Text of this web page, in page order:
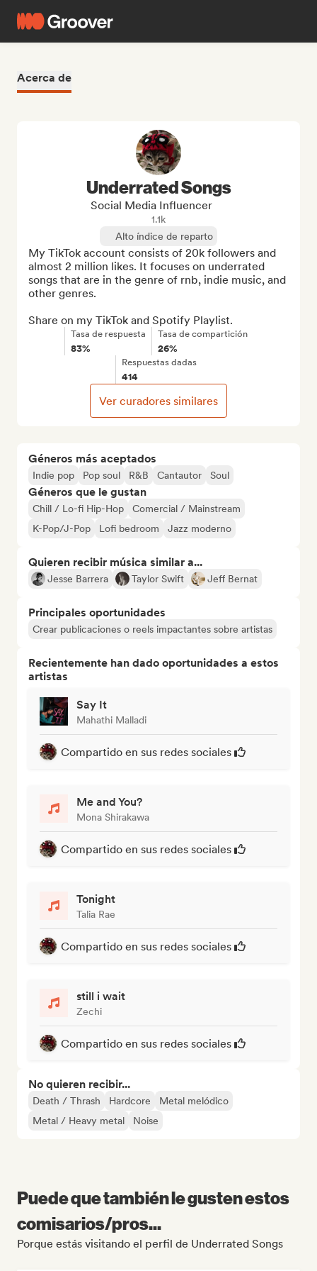
Acerca de
Géneros más aceptados
Indie pop Pop soul R&B Cantautor Soul
Géneros que le gustan
Chill / Lo-fi Hip-Hop
Comercial / Mainstream
K-Pop/J-Pop
Lofi bedroom Jazz moderno
Quieren recibir música similar a...
Jesse Barrera Taylor Swift Jeff Bernat
Principales oportunidades
Crear publicaciones o reels impactantes sobre artistas
Recientemente han dado oportunidades a estos
artistas
Say It
Mahathi Malladi
Compartido en sus redes sociales
Me and You?
Mona Shirakawa
Compartido en sus redes sociales
Tonight
Talia Rae
Compartido en sus redes sociales
still i wait
Zechi
Compartido en sus redes sociales
No quieren recibir...
Death / Thrash Hardcore
Metal melódico
Metal / Heavy metal
Noise
Underrated Songs
Social Media Influencer
1.1k
Alto índice de reparto
My TikTok account consists of 20k followers and
almost 2 million likes. It focuses on underrated
songs that are in the genre of rnb, indie music, and
other genres.
Share on my TikTok and Spotify Playlist.
Tasa de respuesta
83%
Tasa de compartición
26%
Respuestas dadas
414
Ver curadores similares
Puede que también le gusten estos
comisarios/pros...
Porque estás visitando el perfil de Underrated Songs